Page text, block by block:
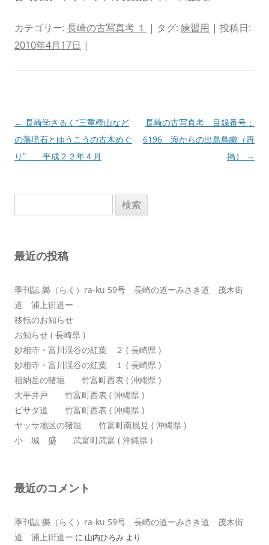
カテゴリー: 長崎の古写真考 １ | タグ: 練習用 | 投稿日:
2010年4月17日 |
投
稿
ナ
ン
← 長崎学さるく”三重樫山など
の藩境石とゆうこうの古木めぐ
り” 平成２２年４月
長崎の古写真考 目録番号：
6196 海からの出島鳥瞰（再
掲）
→
索:
最近の投稿
季刊誌 樂（らく）ra-ku 59号 長崎の道ーみさき道 茂木街
道 浦上街道ー
移転のお知らせ
お知らせ ( 長崎県 )
妙相寺・富川渓谷の紅葉 ２ ( 長崎県 )
妙相寺・富川渓谷の紅葉 １ ( 長崎県 )
祖納岳の猪垣 竹富町西表 ( 沖縄県 )
大平井戸 竹富町西表 ( 沖縄県 )
ピサダ道 竹富町西表 ( 沖縄県 )
ヤッサ地区の猪垣 竹富町南風見 ( 沖縄県 )
小 城 盛 武富町武富 ( 沖縄県 )
最近のコメント
季刊誌 樂（らく）ra-ku 59号 長崎の道ーみさき道 茂木街
道 浦上街道ー に 山内ひろみ より